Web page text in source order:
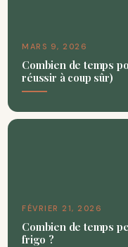
MARS 9, 2026
Combien de temps
réussir à coup sûr)
FÉVRIER 21, 2026
Combien de temps
frigo ?